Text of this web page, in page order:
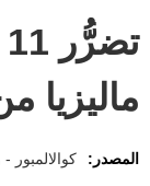
ماليزيا
المصدر: كوالالمبور -